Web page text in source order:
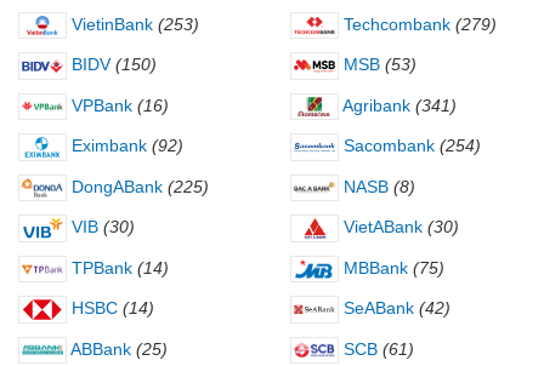
VietinBank (253) Techcombank (279)
BIDV (150) MSB (53)
VPBank (16) Agribank (341)
Eximbank (92) Sacombank (254)
DongABank (225) NASB (8)
VIB (30) VietABank (30)
TPBank (14) MBBank (75)
HSBC (14) SeABank (42)
ABBank (25) SCB (61)